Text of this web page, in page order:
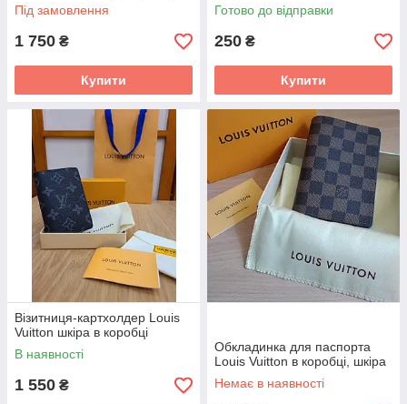
Під замовлення
1 750 ₴
Купити
Готово до відправки
250 ₴
Купити
Візитниця-картхолдер Louis
Vuitton шкіра в коробці
В наявності
1 550 ₴
Обкладинка для паспорта
Louis Vuitton в коробці, шкіра
Немає в наявності